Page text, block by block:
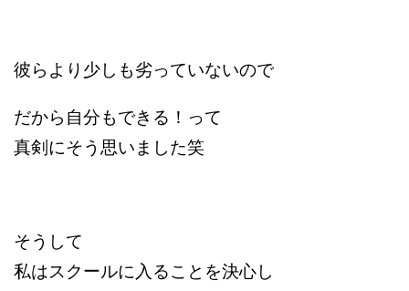
彼らより少しも劣っていないので
だから自分もできる！って
真剣にそう思いました笑
そうして
私はスクールに入ることを決心し